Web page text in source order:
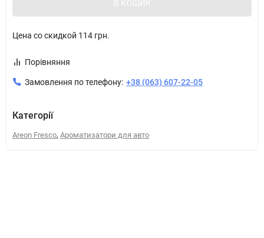
В КОШИК
Цена со скидкой 114 грн.
Порівняння
Замовлення по телефону: +38 (063) 607-22-05
Категорії
Areon Fresco, Ароматизатори для авто